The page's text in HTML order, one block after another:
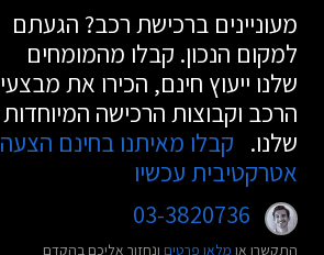
מעוניינים ברכישת רכב? הגעתם
למקום הנכון. קבלו מהמומחים
שלנו ייעוץ חינם, הכירו את מבצעי
הרכב וקבוצות הרכישה המיוחדות
שלנו. קבלו מאיתנו בחינם הצעה
אטרקטיבית עכשיו
03-3820736
התקשרו או מלאו פרטים ונחזור אליכם בהקדם